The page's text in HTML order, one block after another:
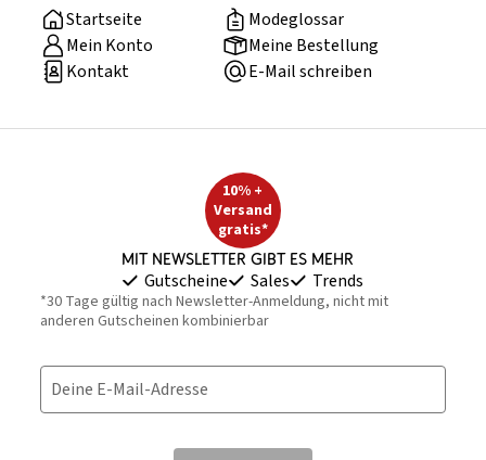
Startseite
Modeglossar
Mein Konto
Meine Bestellung
Kontakt
E-Mail schreiben
10% +
Versand
gratis*
Mit Newsletter gibt es mehr
Gutscheine Sales Trends
*30 Tage gültig nach Newsletter-Anmeldung, nicht mit
anderen Gutscheinen kombinierbar
Deine E-Mail-Adresse